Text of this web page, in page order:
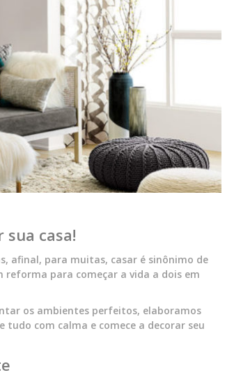
sua casa!
afinal, para muitas, casar é sinônimo de
para começar a vida a dois em
os ambientes perfeitos, elaboramos
tudo com calma e comece a decorar seu